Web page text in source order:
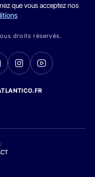
que vous acceptez nos
droits réservés.
/